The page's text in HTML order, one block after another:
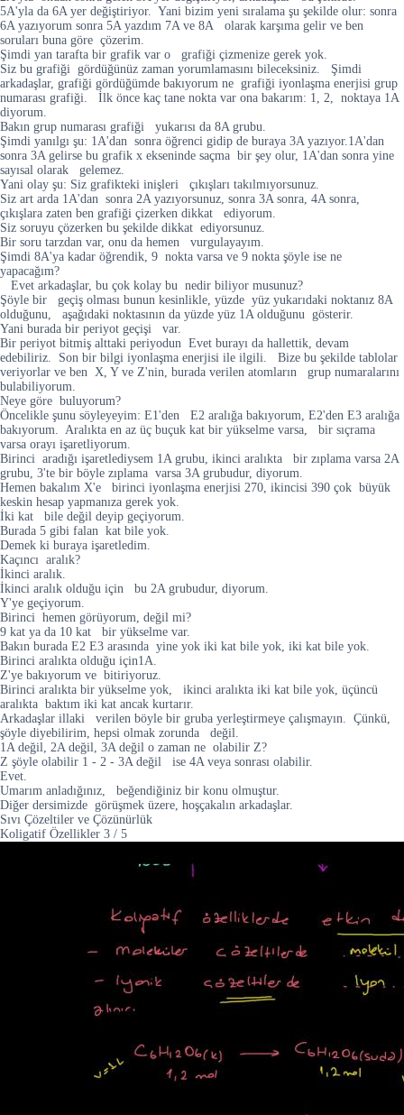
5A'yla da 6A yer değiştiriyor. Yani bizim yeni sıralama şu şekilde olur: sonra
6A yazıyorum sonra 5A yazdım 7A ve 8A olarak karşıma gelir ve ben
soruları buna göre çözerim.
Şimdi yan tarafta bir grafik var o grafiği çizmenize gerek yok.
Siz bu grafiği gördüğünüz zaman yorumlamasını bileceksiniz. Şimdi
arkadaşlar, grafiği gördüğümde bakıyorum ne grafiği iyonlaşma enerjisi grup
numarası grafiği. İlk önce kaç tane nokta var ona bakarım: 1, 2, noktaya 1A
diyorum.
Bakın grup numarası grafiği yukarısı da 8A grubu.
Şimdi yanılgı şu: 1A'dan sonra öğrenci gidip de buraya 3A yazıyor.1A'dan
sonra 3A gelirse bu grafik x ekseninde saçma bir şey olur, 1A'dan sonra yine
sayısal olarak gelemez.
Yani olay şu: Siz grafikteki inişleri çıkışları takılmıyorsunuz.
Siz art arda 1A'dan sonra 2A yazıyorsunuz, sonra 3A sonra, 4A sonra,
çıkışlara zaten ben grafiği çizerken dikkat ediyorum.
Siz soruyu çözerken bu şekilde dikkat ediyorsunuz.
Bir soru tarzdan var, onu da hemen vurgulayayım.
Şimdi 8A'ya kadar öğrendik, 9 nokta varsa ve 9 nokta şöyle ise ne
yapacağım?
Evet arkadaşlar, bu çok kolay bu nedir biliyor musunuz?
Şöyle bir geçiş olması bunun kesinlikle, yüzde yüz yukarıdaki noktanız 8A
olduğunu, aşağıdaki noktasının da yüzde yüz 1A olduğunu gösterir.
Yani burada bir periyot geçişi var.
Bir periyot bitmiş alttaki periyodun Evet burayı da hallettik, devam
edebiliriz. Son bir bilgi iyonlaşma enerjisi ile ilgili. Bize bu şekilde tablolar
veriyorlar ve ben X, Y ve Z'nin, burada verilen atomların grup numaralarını
bulabiliyorum.
Neye göre buluyorum?
Öncelikle şunu söyleyeyim: E1'den E2 aralığa bakıyorum, E2'den E3 aralığa
bakıyorum. Aralıkta en az üç buçuk kat bir yükselme varsa, bir sıçrama
varsa orayı işaretliyorum.
Birinci aradığı işaretlediysem 1A grubu, ikinci aralıkta bir zıplama varsa 2A
grubu, 3'te bir böyle zıplama varsa 3A grubudur, diyorum.
Hemen bakalım X'e birinci iyonlaşma enerjisi 270, ikincisi 390 çok büyük
keskin hesap yapmanıza gerek yok.
İki kat bile değil deyip geçiyorum.
Burada 5 gibi falan kat bile yok.
Demek ki buraya işaretledim.
Kaçıncı aralık?
İkinci aralık.
İkinci aralık olduğu için bu 2A grubudur, diyorum.
Y'ye geçiyorum.
Birinci hemen görüyorum, değil mi?
9 kat ya da 10 kat bir yükselme var.
Bakın burada E2 E3 arasında yine yok iki kat bile yok, iki kat bile yok.
Birinci aralıkta olduğu için1A.
Z'ye bakıyorum ve bitiriyoruz.
Birinci aralıkta bir yükselme yok, ikinci aralıkta iki kat bile yok, üçüncü
aralıkta baktım iki kat ancak kurtarır.
Arkadaşlar illaki verilen böyle bir gruba yerleştirmeye çalışmayın. Çünkü,
şöyle diyebilirim, hepsi olmak zorunda değil.
1A değil, 2A değil, 3A değil o zaman ne olabilir Z?
Z şöyle olabilir 1 - 2 - 3A değil ise 4A veya sonrası olabilir.
Evet.
Umarım anladığınız, beğendiğiniz bir konu olmuştur.
Diğer dersimizde görüşmek üzere, hoşçakalın arkadaşlar.
Sıvı Çözeltiler ve Çözünürlük
Koligatif Özellikler 3 / 5